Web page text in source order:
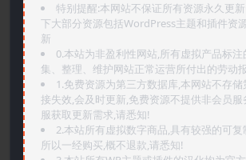
特别提醒:本网站不保证所有资源永久更
下大部分资源包括WordPress主题和插件资
新
0.本站为非盈利性网站,所有虚拟产品标
集、整理、维护网站正常运营所付出的劳动
1.免费资源为第三方数据库,本网站不存
接失效,会及时更新,免费资源不提供非会员服
服获取更新需求,请悉知!
2.本站所有虚拟数字商品,具有较强的可复
所以一经购买,概不退款,请悉知!